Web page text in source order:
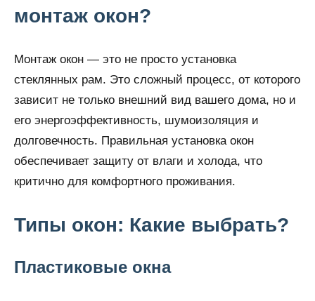
монтаж окон?
Монтаж окон — это не просто установка
стеклянных рам. Это сложный процесс, от которого
зависит не только внешний вид вашего дома, но и
его энергоэффективность, шумоизоляция и
долговечность. Правильная установка окон
обеспечивает защиту от влаги и холода, что
критично для комфортного проживания.
Типы окон: Какие выбрать?
Пластиковые окна